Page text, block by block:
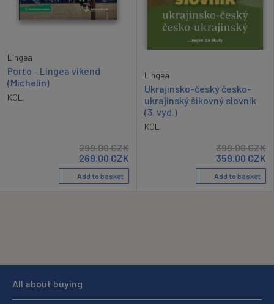
Lingea
Porto - Lingea víkend
(Michelin)
KOL.
299.00CZK
269.00 CZK
Add to basket
Lingea
Ukrajinsko-český česko-
ukrajinský šikovný slovník
(3. vyd.)
KOL.
399.00CZK
359.00 CZK
Add to basket
All about buying